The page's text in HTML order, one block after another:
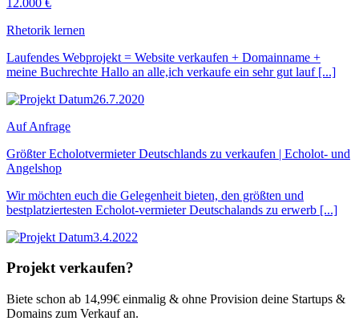
Rhetorik lernen
Laufendes Webprojekt = Website verkaufen + Domainname +
meine Buchrechte Hallo an alle,ich verkaufe ein sehr gut lauf [...]
26.7.2020
Auf Anfrage
Größter Echolotvermieter Deutschlands zu verkaufen | Echolot- und
Angelshop
Wir möchten euch die Gelegenheit bieten, den größten und
bestplatziertesten Echolot-vermieter Deutschalands zu erwerb [...]
3.4.2022
Projekt verkaufen?
Biete schon ab 14,99€ einmalig & ohne Provision deine Startups &
Domains zum Verkauf an.